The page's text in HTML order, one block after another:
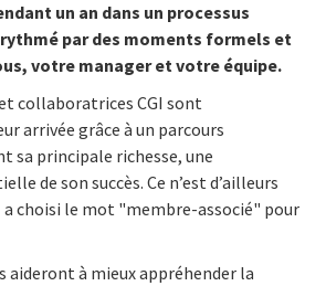
un an dans un processus
par des moments formels et
votre manager et votre équipe.
collaboratrices CGI sont
arrivée grâce à un parcours
sa principale richesse, une
de son succès. Ce n’est d’ailleurs
a choisi le mot "membre-associé" pour
aideront à mieux appréhender la